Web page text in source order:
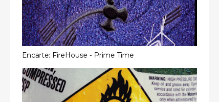
Encarte: FireHouse - Prime Time